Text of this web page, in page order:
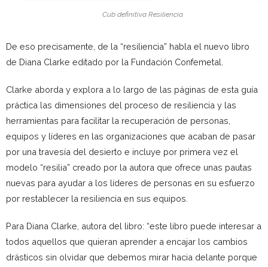
Cub definitiva Resiliencia
De eso precisamente, de la “resiliencia” habla el nuevo libro
de Diana Clarke editado por la Fundación Confemetal.
Clarke aborda y explora a lo largo de las páginas de esta guía
práctica las dimensiones del proceso de resiliencia y las
herramientas para facilitar la recuperación de personas,
equipos y líderes en las organizaciones que acaban de pasar
por una travesía del desierto e incluye por primera vez el
modelo “resilia” creado por la autora que ofrece unas pautas
nuevas para ayudar a los líderes de personas en su esfuerzo
por restablecer la resiliencia en sus equipos.
Para Diana Clarke, autora del libro: “este libro puede interesar a
todos aquellos que quieran aprender a encajar los cambios
drásticos sin olvidar que debemos mirar hacia delante porque